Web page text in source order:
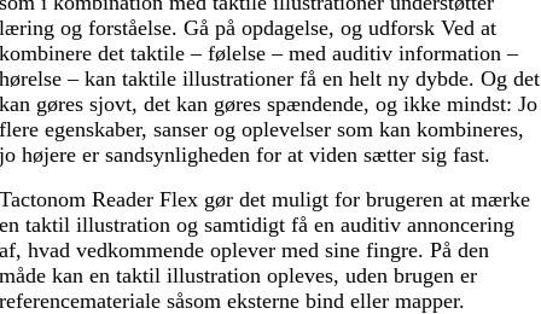
læring og forståelse. Gå på opdagelse, og udforsk Ved at
kombinere det taktile – følelse – med auditiv information –
hørelse – kan taktile illustrationer få en helt ny dybde. Og det
kan gøres sjovt, det kan gøres spændende, og ikke mindst: Jo
flere egenskaber, sanser og oplevelser som kan kombineres,
jo højere er sandsynligheden for at viden sætter sig fast.
Tactonom Reader Flex gør det muligt for brugeren at mærke
en taktil illustration og samtidigt få en auditiv annoncering
af, hvad vedkommende oplever med sine fingre. På den
måde kan en taktil illustration opleves, uden brugen er
referencemateriale såsom eksterne bind eller mapper.